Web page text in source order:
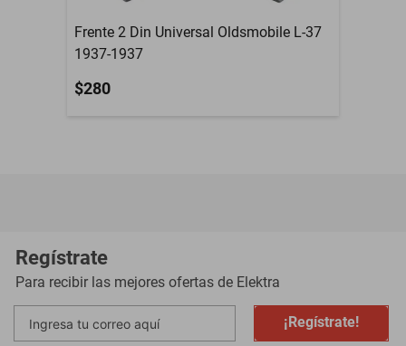
Frente 2 Din Universal Oldsmobile L-37
1937-1937
$280
Regístrate
Para recibir las mejores ofertas de Elektra
¡Regístrate!